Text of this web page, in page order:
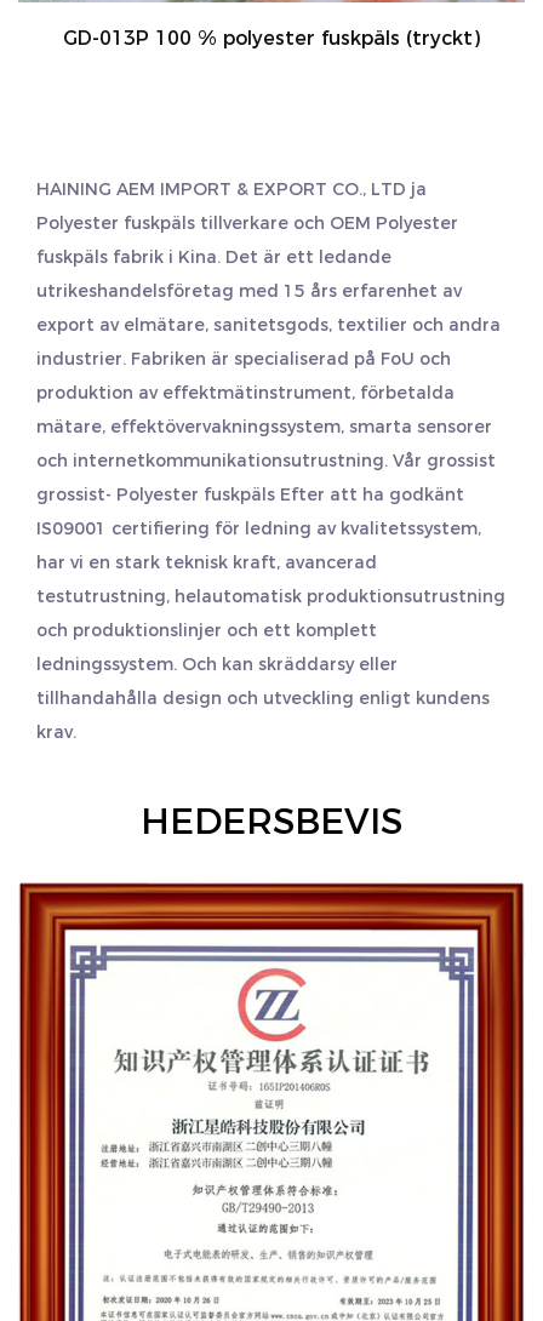
GD-013P 100 % polyester fuskpäls (tryckt)
HAINING AEM IMPORT & EXPORT CO., LTD ja
Polyester fuskpäls tillverkare och OEM Polyester
fuskpäls fabrik i Kina. Det är ett ledande
utrikeshandelsföretag med 15 års erfarenhet av
export av elmätare, sanitetsgods, textilier och andra
industrier. Fabriken är specialiserad på FoU och
produktion av effektmätinstrument, förbetalda
mätare, effektövervakningssystem, smarta sensorer
och internetkommunikationsutrustning. Vår grossist
grossist- Polyester fuskpäls Efter att ha godkänt
IS09001 certifiering för ledning av kvalitetssystem,
har vi en stark teknisk kraft, avancerad
testutrustning, helautomatisk produktionsutrustning
och produktionslinjer och ett komplett
ledningssystem. Och kan skräddarsy eller
tillhandahålla design och utveckling enligt kundens
krav.
HEDERSBEVIS